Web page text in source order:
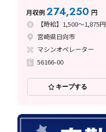
月収例274,250 円
【時給】1,500～1,875円
宮崎県日向市
マシンオペレーター
56166-00
キープする